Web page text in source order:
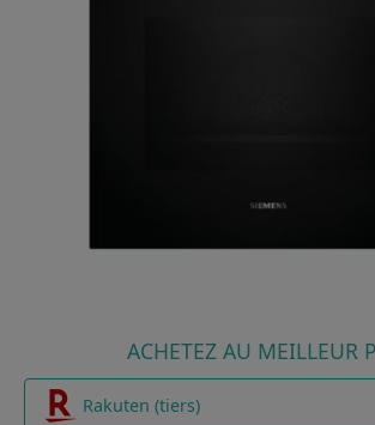
ACHETEZ AU MEILLEUR
Rakuten (tiers)